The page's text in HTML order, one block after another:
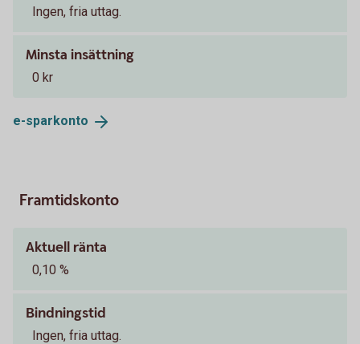
Ingen, fria uttag.
Minsta insättning
0 kr
e-sparkonto
Framtidskonto
Aktuell ränta
0,10 %
Bindningstid
Ingen, fria uttag.